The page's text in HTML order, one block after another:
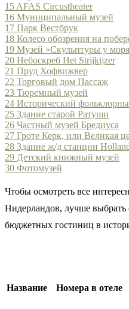
15 AFAS Circustheater
16 Муниципальный музей
17 Парк Вестбрук
18 Колесо обозрения на
19 Музей «Скульптуры у
20 Небоскреб Het Strijkijzer
21 Пруд Хофвижвер
22 Торговый дом Пассаж
23 Тюремный музей
24 Исторический
25 Здание старой Ратуши
26 Частный музей Бредиуса
27 Гроте Керк, или Великая
28 Здание ж/д станции
29 Детский книжный музей
30 Фотомузей
Чтобы осмотреть все
Нидерландов, лучше выбрать
бюджетных гостиниц в
Название Номера в отеле